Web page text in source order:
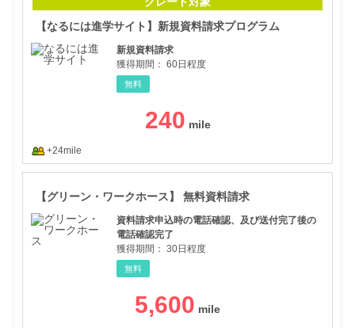
【なるには進学サイト】新規資料請求プログラム
新規資料請求
獲得期間： 60日程度
無料
240
+24mile
【グリーン・ワークホース】 無料資料請求
資料請求申込時の電話確認、及び送付完了後の
電話確認完了
獲得期間： 30日程度
無料
5,600